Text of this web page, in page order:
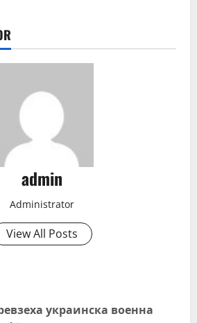
admin
Administrator
View All Posts
украинска военна